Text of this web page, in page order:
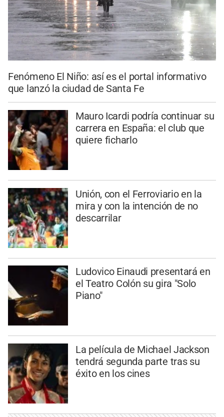
Fenómeno El Niño: así es el portal informativo
que lanzó la ciudad de Santa Fe
Mauro Icardi podría continuar su
carrera en España: el club que
quiere ficharlo
Unión, con el Ferroviario en la
mira y con la intención de no
descarrilar
Ludovico Einaudi presentará en
el Teatro Colón su gira "Solo
Piano"
La película de Michael Jackson
tendrá segunda parte tras su
éxito en los cines